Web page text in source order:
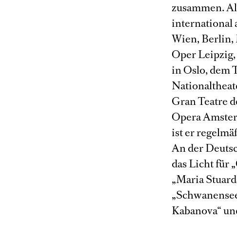
zusammen.
international
Wien, Berlin,
Oper
in Oslo, dem
Gran Teatre
Opera
ist er
An der
das Licht für
„Maria
Kabanova“